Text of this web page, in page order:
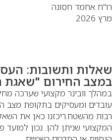
אחמד חסונה
2026
ותשובות:
החירום "שאגת
וובינר מקצועי שערכה
ומעסיקים בתקופת מצב
מהשטח.ריכזנו כאן את
שניתן להן. נכון למועד